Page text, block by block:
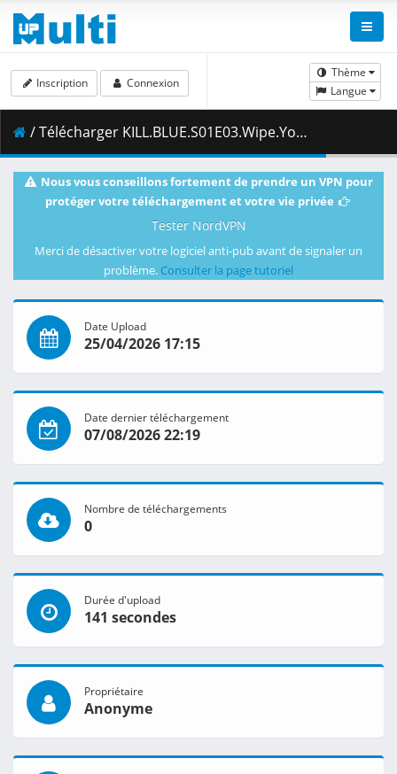
Thème
Langue
Inscription Connexion
/ Télécharger KILL.BLUE.S01E03.Wipe.Your.Own.Butt.1080p.CR.WEB-DL.AAC2.0.H.264-VARYG.mkv.003 ( 468.87 MB )
Nous vous conseillons fortement de prendre un VPN pour
protéger votre téléchargement et votre vie privée
Tester NordVPN
Merci de désactiver votre logiciel anti-pub avant de signaler un
problème. Consulter la page tutoriel
Date Upload
25/04/2026 17:15
Date dernier téléchargement
07/08/2026 22:19
Nombre de téléchargements
0
Durée d'upload
141 secondes
Propriétaire
Anonyme